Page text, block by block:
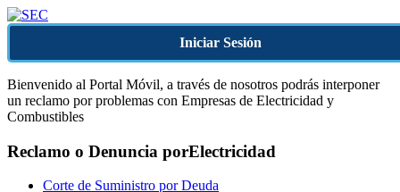
Iniciar Sesión
Bienvenido al Portal Móvil, a través de nosotros podrás interponer
un reclamo por problemas con Empresas de Electricidad y
Combustibles
Reclamo o Denuncia porElectricidad
Corte de Suministro por Deuda